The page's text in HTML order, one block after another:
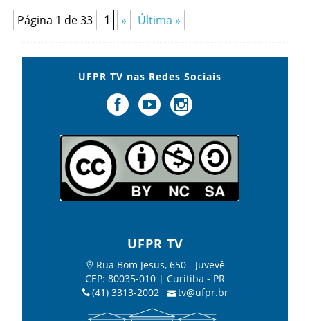
Página 1 de 33 1 » Última »
UFPR TV nas Redes Sociais
UFPR TV
Rua Bom Jesus, 650 - Juvevê
CEP: 80035-010 | Curitiba - PR
(41) 3313-2002
tv@ufpr.br